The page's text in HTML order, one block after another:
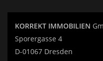
KORREKT IMMOBILIEN
Sporergasse 4
D-01067 Dresden